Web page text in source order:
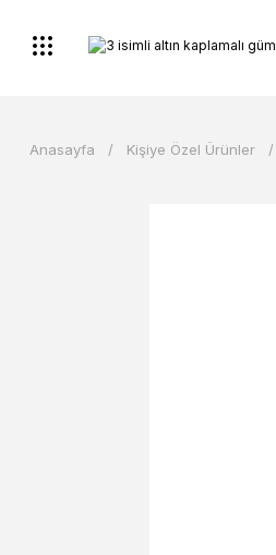
Anasayfa Kişiye Özel Ürünler